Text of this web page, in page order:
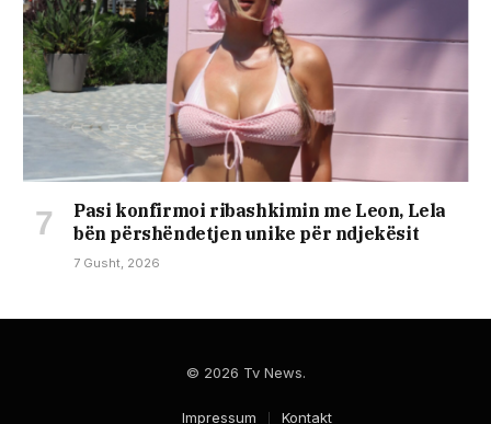
Pasi konfirmoi ribashkimin me Leon, Lela
bën përshëndetjen unike për ndjekësit
7 Gusht, 2026
© 2026 Tv News.
Impressum Kontakt